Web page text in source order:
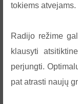
tokiems atvejams.
Radijo režime
klausyti
perjungti.
pat atrasti naujų